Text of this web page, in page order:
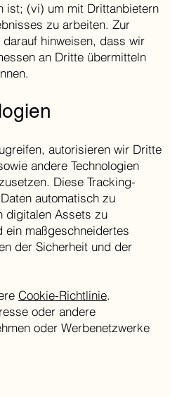
ist; (vi) um mit Drittanbietern
zu arbeiten. Zur
hinweisen, dass wir
an Dritte übermitteln
autorisieren wir Dritte
andere Technologien
Diese Tracking-
automatisch zu
digitalen Assets zu
ein maßgeschneidertes
der Sicherheit und der
Cookie-Richtlinie.
oder andere
oder Werbenetzwerke